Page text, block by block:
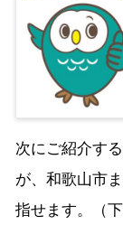
次にご紹介す
が、和歌山市
指せます。（